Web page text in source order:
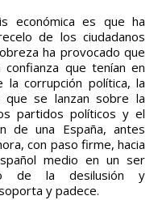
económica es que ha
de los ciudadanos
ha provocado que
confianza que tenían en
la corrupción política, la
que se lanzan sobre la
partidos políticos y el
de una España, antes
con paso firme, hacia
medio en un ser
de la desilusión y
y padece.